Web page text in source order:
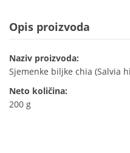
Opis proizvoda
Naziv proizvoda:
Sjemenke biljke chia (Salvia
Neto količina:
200 g